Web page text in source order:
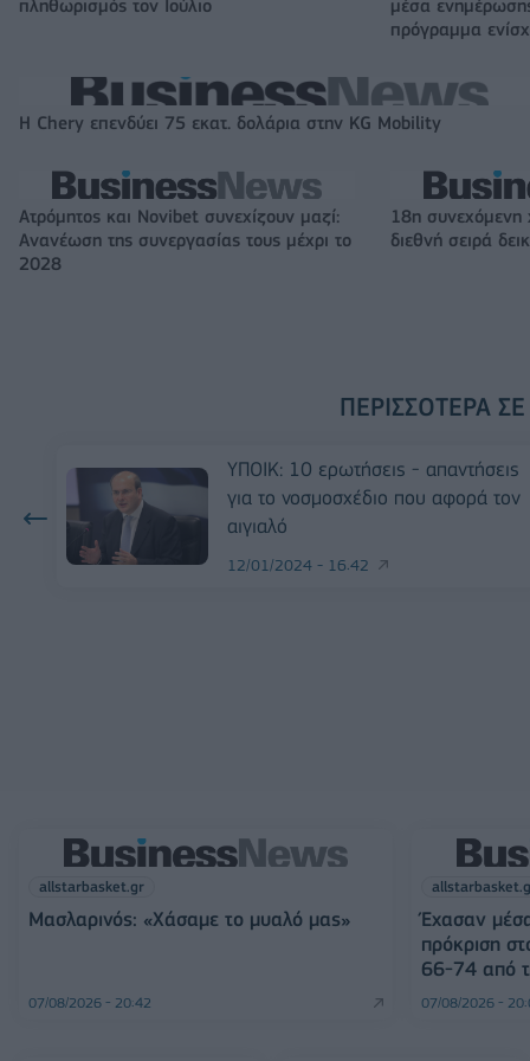
πληθωρισμός τον Ιούλιο
μέσα
πρόγραμμα
Η Chery επενδύει 75 εκατ. δολάρια στην KG Mobility
Ατρόμητος και Novibet συνεχίζουν μαζί:
Ανανέωση της συνεργασίας τους μέχρι το
2028
18η συνεχόμενη
διεθνή σειρά
ΠΕΡΙΣΣΌΤΕΡΑ
ΥΠΟΙΚ: 10 ερωτήσεις - απαντήσεις
για το νοσμοσχέδιο που αφορά τον
αιγιαλό
12/01/2024 - 16:42
allstarbasket.gr
Μασλαρινός: «Χάσαμε το μυαλό μας»
07/08/2026 - 20:42
Έχασαν
πρόκριση
66-74 από
07/08/2026 -